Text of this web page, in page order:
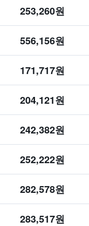
253,260원
556,156원
171,717원
204,121원
242,382원
252,222원
282,578원
283,517원